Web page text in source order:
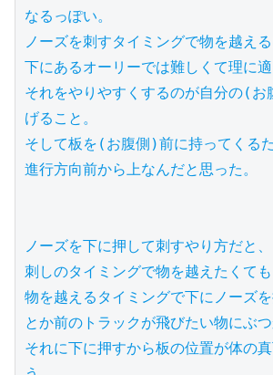
なるっぽい。
ノーズを刺すタイミングで物を越え
下にあるオーリーでは難しくて理に適
それをやりやすくするのが自分の(お
げること。
そして板を(お腹側)前に持ってくる
進行方向前から上なんだと思った。
ノーズを下に押して刺すやり方だと、
刺しのタイミングで物を越えたくても
物を越えるタイミングで下にノーズ
とか前のトラックが飛びたい物にぶつ
それに下に押すから板の位置が体の